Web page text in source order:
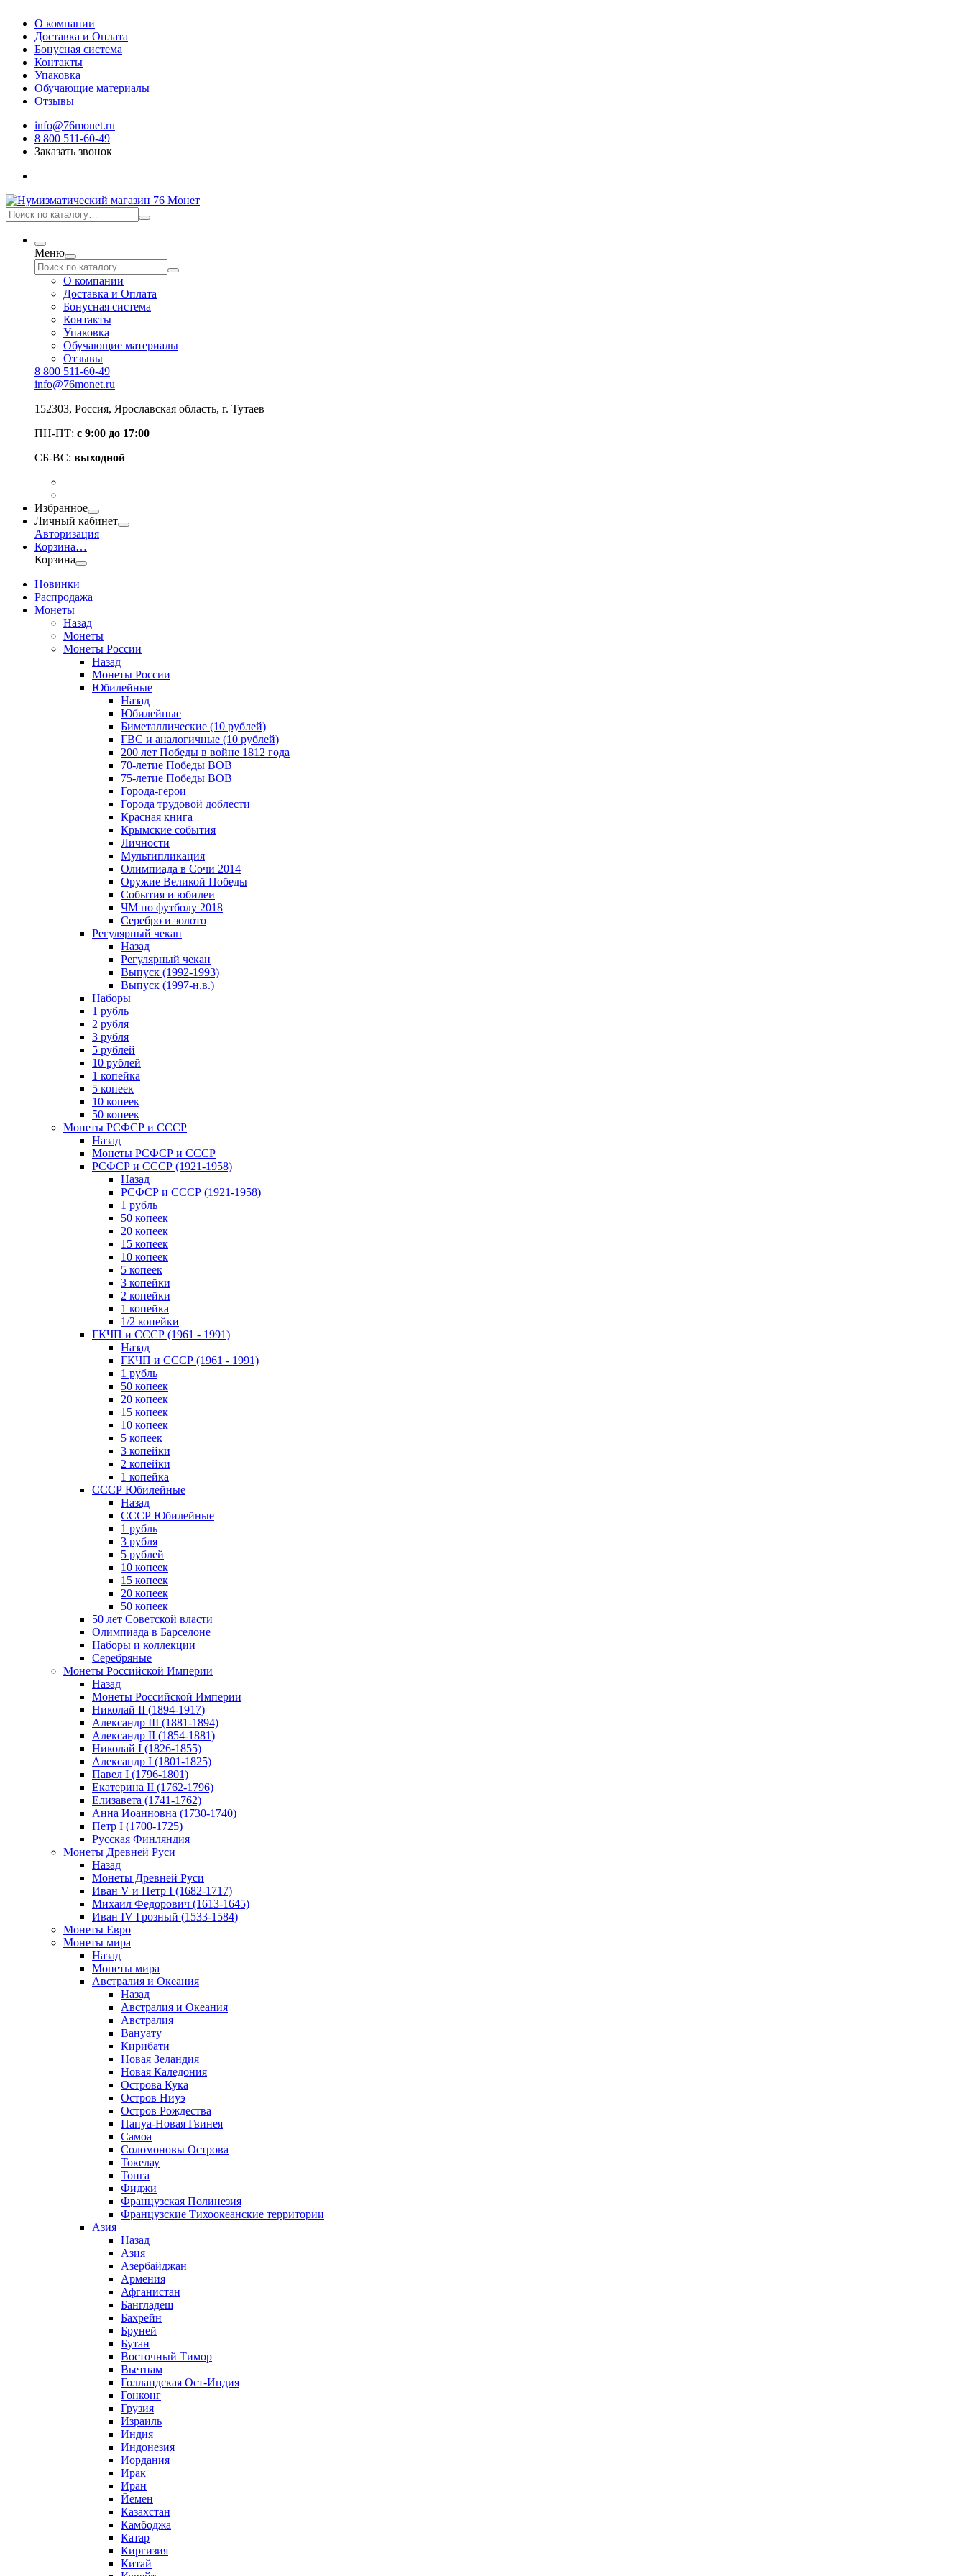
О компании
Доставка и Оплата
Бонусная система
Контакты
Упаковка
Обучающие материалы
Отзывы
info@76monet.ru
8 800 511-60-49
Заказать звонок
Меню
О компании
Доставка и Оплата
Бонусная система
Контакты
Упаковка
Обучающие материалы
Отзывы
8 800 511-60-49
info@76monet.ru
152303, Россия, Ярославская область, г. Тутаев
ПН-ПТ: с 9:00 до 17:00
СБ-ВС: выходной
Избранное
Личный кабинет
Авторизация
Корзина…
Корзина
Новинки
Распродажа
Монеты
Назад
Монеты
Монеты России
Назад
Монеты России
Юбилейные
Назад
Юбилейные
Биметаллические (10 рублей)
ГВС и аналогичные (10 рублей)
200 лет Победы в войне 1812 года
70-летие Победы ВОВ
75-летие Победы ВОВ
Города-герои
Города трудовой доблести
Красная книга
Крымские события
Личности
Мультипликация
Олимпиада в Сочи 2014
Оружие Великой Победы
События и юбилеи
ЧМ по футболу 2018
Серебро и золото
Регулярный чекан
Назад
Регулярный чекан
Выпуск (1992-1993)
Выпуск (1997-н.в.)
Наборы
1 рубль
2 рубля
3 рубля
5 рублей
10 рублей
1 копейка
5 копеек
10 копеек
50 копеек
Монеты РСФСР и СССР
Назад
Монеты РСФСР и СССР
РСФСР и СССР (1921-1958)
Назад
РСФСР и СССР (1921-1958)
1 рубль
50 копеек
20 копеек
15 копеек
10 копеек
5 копеек
3 копейки
2 копейки
1 копейка
1/2 копейки
ГКЧП и СССР (1961 - 1991)
Назад
ГКЧП и СССР (1961 - 1991)
1 рубль
50 копеек
20 копеек
15 копеек
10 копеек
5 копеек
3 копейки
2 копейки
1 копейка
СССР Юбилейные
Назад
СССР Юбилейные
1 рубль
3 рубля
5 рублей
10 копеек
15 копеек
20 копеек
50 копеек
50 лет Советской власти
Олимпиада в Барселоне
Наборы и коллекции
Серебряные
Монеты Российской Империи
Назад
Монеты Российской Империи
Николай II (1894-1917)
Александр III (1881-1894)
Александр II (1854-1881)
Николай I (1826-1855)
Александр I (1801-1825)
Павел I (1796-1801)
Екатерина II (1762-1796)
Елизавета (1741-1762)
Анна Иоанновна (1730-1740)
Петр I (1700-1725)
Русская Финляндия
Монеты Древней Руси
Назад
Монеты Древней Руси
Иван V и Петр I (1682-1717)
Михаил Федорович (1613-1645)
Иван IV Грозный (1533-1584)
Монеты Евро
Монеты мира
Назад
Монеты мира
Австралия и Океания
Назад
Австралия и Океания
Австралия
Вануату
Кирибати
Новая Зеландия
Новая Каледония
Острова Кука
Остров Ниуэ
Остров Рождества
Папуа-Новая Гвинея
Самоа
Соломоновы Острова
Токелау
Тонга
Фиджи
Французская Полинезия
Французские Тихоокеанские территории
Азия
Назад
Азия
Азербайджан
Армения
Афганистан
Бангладеш
Бахрейн
Бруней
Бутан
Восточный Тимор
Вьетнам
Голландская Ост-Индия
Гонконг
Грузия
Израиль
Индия
Индонезия
Иордания
Ирак
Иран
Йемен
Казахстан
Камбоджа
Катар
Киргизия
Китай